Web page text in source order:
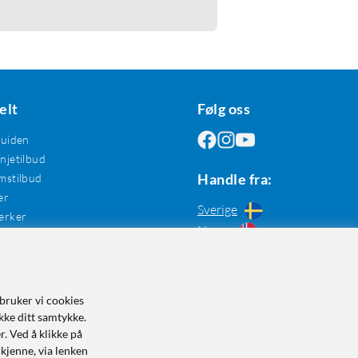
Følg oss
Handle fra:
Sverige
Norge
vi cookies
ditt samtykke.
Ved å klikke på
via lenken